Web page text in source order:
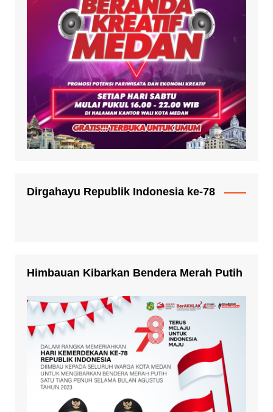
Dirgahayu Republik Indonesia ke-78
Himbauan Kibarkan Bendera Merah Putih